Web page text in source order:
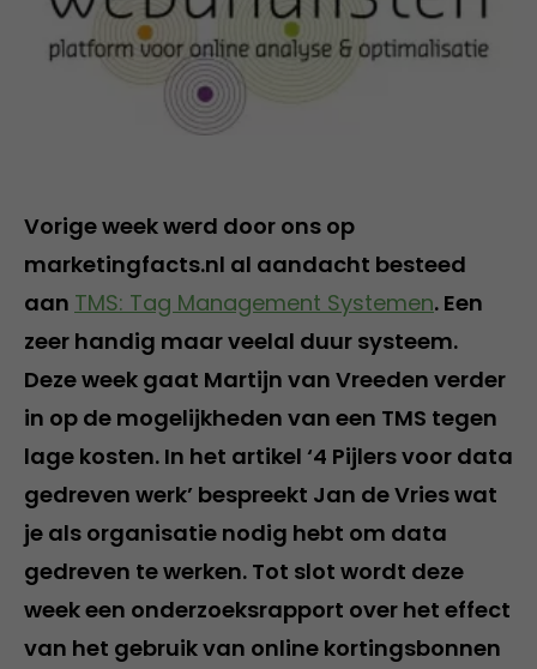
Vorige week werd door ons op
marketingfacts.nl al aandacht besteed
aan TMS: Tag Management Systemen. Een
zeer handig maar veelal duur systeem.
Deze week gaat Martijn van Vreeden verder
in op de mogelijkheden van een TMS tegen
lage kosten. In het artikel ‘4 Pijlers voor data
gedreven werk’ bespreekt Jan de Vries wat
je als organisatie nodig hebt om data
gedreven te werken. Tot slot wordt deze
week een onderzoeksrapport over het effect
van het gebruik van online kortingsbonnen